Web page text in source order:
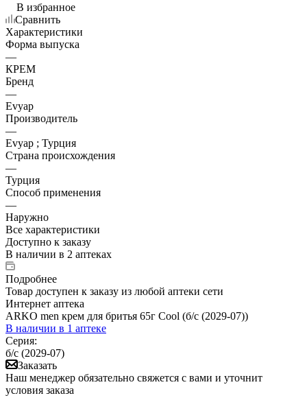
В избранное
Сравнить
Характеристики
Форма выпуска
—
КРЕМ
Бренд
—
Evyap
Производитель
—
Evyap ; Турция
Страна происхождения
—
Турция
Способ применения
—
Наружно
Все характеристики
Доступно к заказу
В наличии в 2 аптеках
Подробнее
Товар доступен к заказу из любой аптеки сети
Интернет аптека
ARKO men крем для бритья 65г Cool (б/с (2029-07))
В наличии в 1 аптеке
Серия:
б/с (2029-07)
Заказать
Наш менеджер обязательно свяжется с вами и уточнит
условия заказа